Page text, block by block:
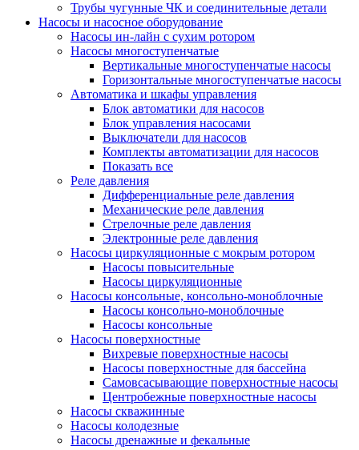
Трубы чугунные ЧК и соединительные детали
Насосы и насосное оборудование
Насосы ин-лайн с сухим ротором
Насосы многоступенчатые
Вертикальные многоступенчатые насосы
Горизонтальные многоступенчатые насосы
Автоматика и шкафы управления
Блок автоматики для насосов
Блок управления насосами
Выключатели для насосов
Комплекты автоматизации для насосов
Показать все
Реле давления
Дифференциальные реле давления
Механические реле давления
Стрелочные реле давления
Электронные реле давления
Насосы циркуляционные с мокрым ротором
Насосы повысительные
Насосы циркуляционные
Насосы консольные, консольно-моноблочные
Насосы консольно-моноблочные
Насосы консольные
Насосы поверхностные
Вихревые поверхностные насосы
Насосы поверхностные для бассейна
Самовсасывающие поверхностные насосы
Центробежные поверхностные насосы
Насосы скважинные
Насосы колодезные
Насосы дренажные и фекальные